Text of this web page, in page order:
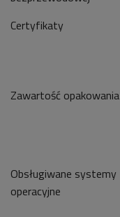
Certyfikaty
Zawartość opakowania
Obsługiwane systemy
operacyjne